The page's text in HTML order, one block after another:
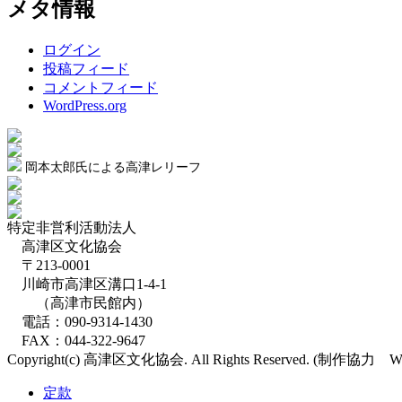
メタ情報
ログイン
投稿フィード
コメントフィード
WordPress.org
岡本太郎氏による高津レリーフ
特定非営利活動法人
高津区文化協会
〒213-0001
川崎市高津区溝口1-4-1
（高津市民館内）
電話：090-9314-1430
FAX：044-322-9647
Copyright(c) 高津区文化協会. All Rights Reserved. (制作協力
定款